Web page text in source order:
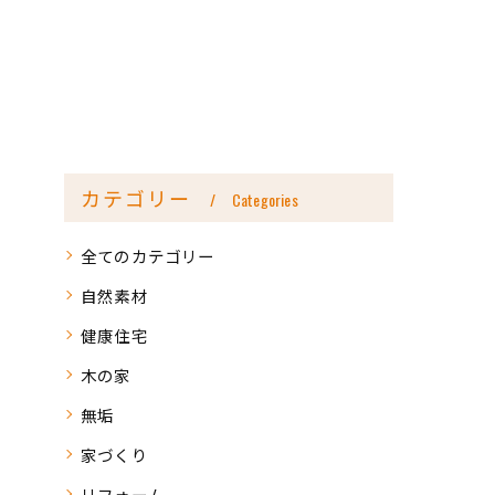
カテゴリー Categories
全てのカテゴリー
自然素材
健康住宅
木の家
無垢
家づくり